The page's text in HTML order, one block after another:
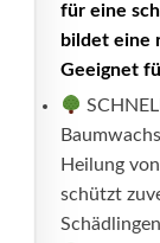
für eine
bildet eine
Geeignet
Heilung
schützt